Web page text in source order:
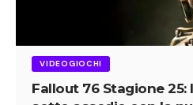
VIDEOGIOCHI
Fallout 76 Stagione 25: